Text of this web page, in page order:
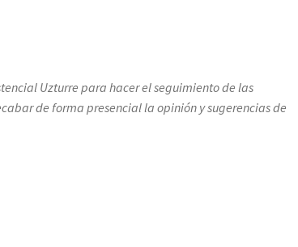
Uzturre para hacer el seguimiento de las
de forma presencial la opinión y sugerencias de